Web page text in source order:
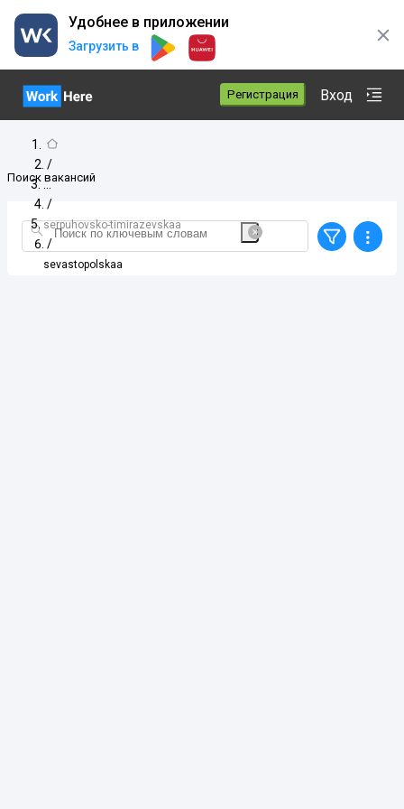
Удобнее в приложении
Загрузить в
Регистрация Вход
/
/
serpuhovsko-timirazevskaa
/
sevastopolskaa
Поиск вакансий